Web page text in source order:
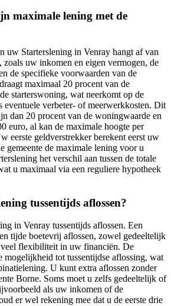
maximale lening met de
uw Starterslening in Venray hangt af van
uw inkomen en eigen vermogen, de
de specifieke voorwaarden van de
maximaal 20 procent van de
starterswoning, wat neerkomt op de
eventuele verbeter- of meerwerkkosten. Dit
dan 20 procent van de woningwaarde en
euro, al kan de maximale hoogte per
eerste geldverstrekker berekent eerst uw
gemeente de maximale lening voor u
het verschil aan tussen de totale
u maximaal via een reguliere hypotheek
tussentijds aflossen?
in Venray tussentijds aflossen. Een
tijde boetevrij aflossen, zowel gedeeltelijk
flexibiliteit in uw financiën. De
mogelijkheid tot tussentijdse aflossing, wat
U kunt extra aflossen zonder
Borne. Soms moet u zelfs gedeeltelijk of
als uw inkomen of de
er wel rekening mee dat u de eerste drie